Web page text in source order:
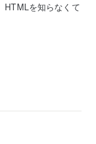
HTMLを知らなくて